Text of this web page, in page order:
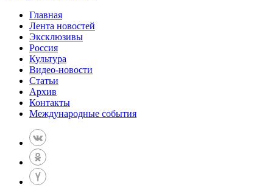
Главная
Лента новостей
Эксклюзивы
Россия
Культура
Видео-новости
Статьи
Архив
Контакты
Международные события